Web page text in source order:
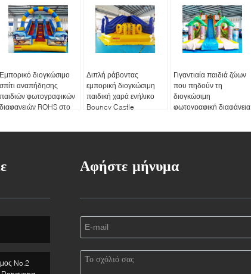
Εμπορικό διογκώσιμο
σπίτι αναπήδησης
παιδιών φωτογραφικών
διαφανειών ROHS στο
Διπλή ράβοντας
εμπορική διογκώσιμη
παιδική χαρά ενήλικο
Bouncy Castle
Γιγαντιαία παιδιά ζώων
που πηδούν τη
διογκώσιμη
φωτογραφική διαφάνεια
No.2
Αφήστε μήνυμα